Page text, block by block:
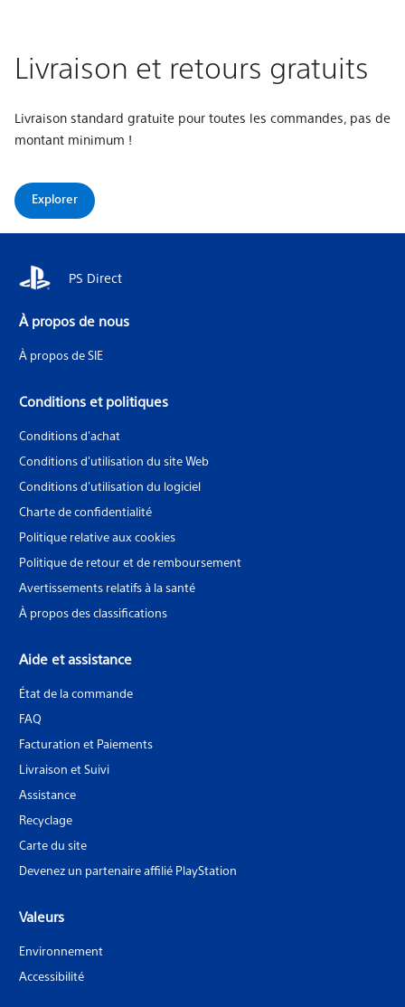
Livraison et retours gratuits
Livraison standard gratuite pour toutes les commandes, pas de
montant minimum !
Explorer
PS Direct
À propos de nous
À propos de SIE
Conditions et politiques
Conditions d'achat
Conditions d'utilisation du site Web
Conditions d'utilisation du logiciel
Charte de confidentialité
Politique relative aux cookies
Politique de retour et de remboursement
Avertissements relatifs à la santé
À propos des classifications
Aide et assistance
État de la commande
FAQ
Facturation et Paiements
Livraison et Suivi
Assistance
Recyclage
Carte du site
Devenez un partenaire affilié PlayStation
Valeurs
Environnement
Accessibilité